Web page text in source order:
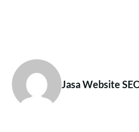
Jasa Website